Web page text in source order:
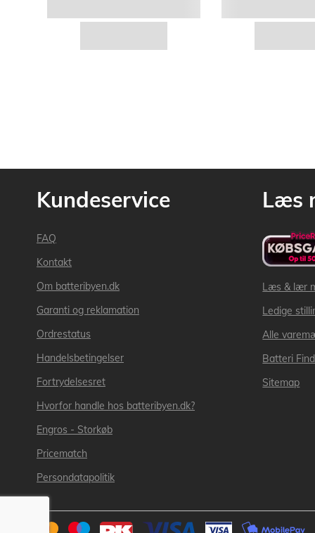
Kundeservice
FAQ
Kontakt
Om batteribyen.dk
Garanti og reklamation
Ordrestatus
Handelsbetingelser
Fortrydelsesret
Hvorfor handle hos batteribyen.dk?
Engros - Storkøb
Pricematch
Persondatapolitik
Læs
Læs & lær
Ledige
Alle
Batteri
Sitemap